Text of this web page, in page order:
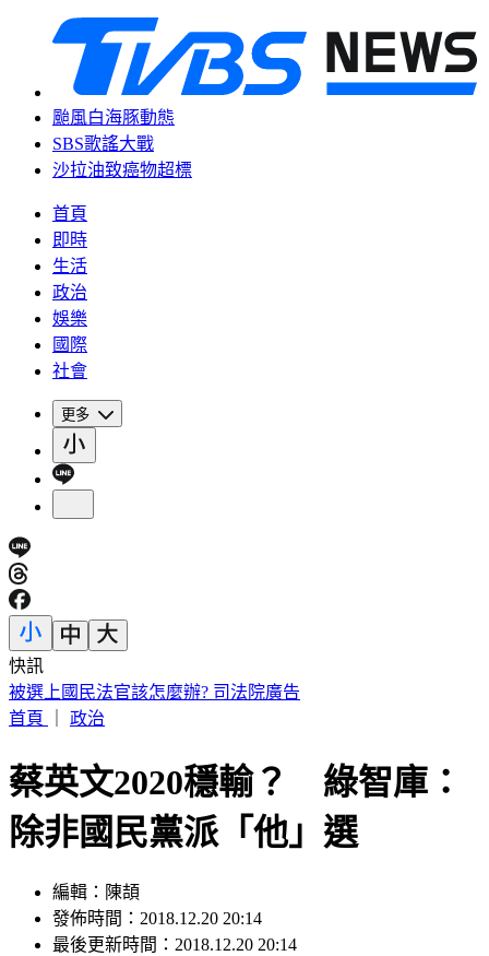
颱風白海豚動態
SBS歌謠大戰
沙拉油致癌物超標
首頁
即時
生活
政治
娛樂
國際
社會
更多
快訊
「台灣LBJ」重返職籃！周儀翔重磅加盟新北國王
首頁
政治
蔡英文2020穩輸？ 綠智庫：
除非國民黨派「他」選
編輯：陳頡
發佈時間：2018.12.20 20:14
最後更新時間：2018.12.20 20:14